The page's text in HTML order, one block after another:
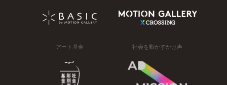
アート基金 社会を動かすかけ声